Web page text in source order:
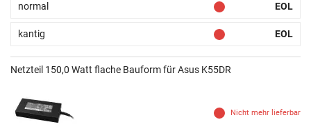
normal EOL
kantig EOL
Netzteil 150,0 Watt flache Bauform für Asus K55DR
Nicht mehr lieferbar